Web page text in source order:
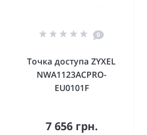
0
Точка доступа ZYXEL
NWA1123ACPRO-
EU0101F
7 656 грн.